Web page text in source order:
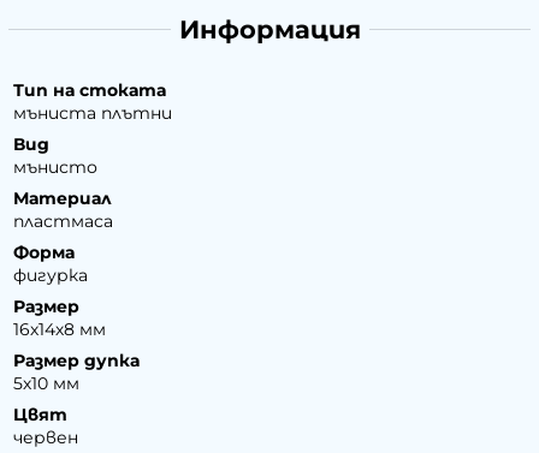
Информация
Тип на стоката
мъниста плътни
Вид
мънисто
Материал
пластмаса
Форма
фигурка
Размер
16х14х8 мм
Размер дупка
5х10 мм
Цвят
червен